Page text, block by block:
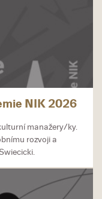
NIK 2026
manažery/ky.
rozvoji a